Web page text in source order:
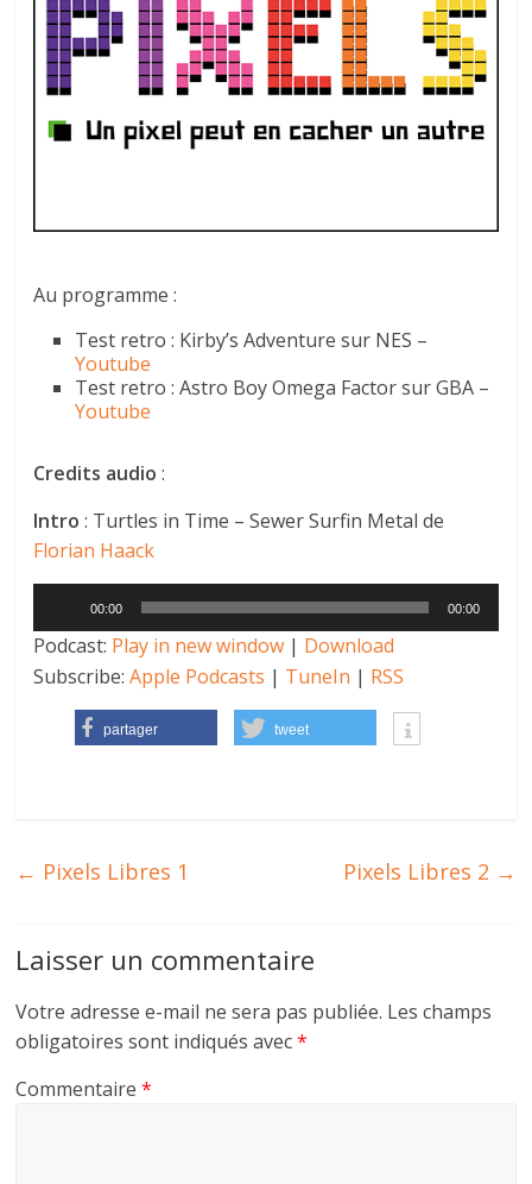
Au programme :
Test retro : Kirby’s Adventure sur NES –
Youtube
Test retro : Astro Boy Omega Factor sur GBA –
Youtube
Credits audio :
Intro : Turtles in Time – Sewer Surfin Metal de
Florian Haack
audio
00:00 00:00
Podcast: Play in new window | Download
Subscribe:Apple Podcasts | TuneIn | RSS
partager tweet
← Pixels Libres 1 Pixels Libres 2 →
Laisser un commentaire
Votre adresse e-mail ne sera pas publiée. Les champs
obligatoires sont indiqués avec*
Commentaire*